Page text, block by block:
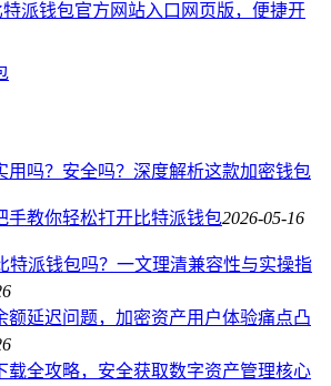
派钱包官方网站入口网页版，便捷开
用吗？安全吗？深度解析这款加密钱包
手教你轻松打开比特派钱包2026-05-16
特派钱包吗？一文理清兼容性与实操指
额延迟问题，加密资产用户体验痛点凸
载全攻略，安全获取数字资产管理核心